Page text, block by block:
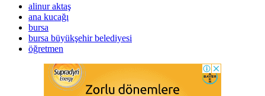
alinur aktaş
ana kucağı
bursa
bursa büyükşehir belediyesi
öğretmen